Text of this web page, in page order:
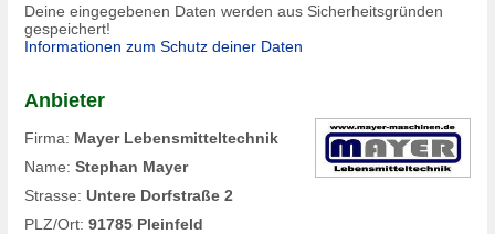
Deine eingegebenen Daten werden aus Sicherheitsgründen
gespeichert!
Informationen zum Schutz deiner Daten
Anbieter
Firma: Mayer Lebensmitteltechnik
Name: Stephan Mayer
Strasse: Untere Dorfstraße 2
PLZ/Ort: 91785 Pleinfeld